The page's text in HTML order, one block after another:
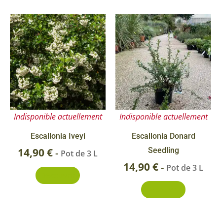
Indisponible actuellement
Escallonia Iveyi
14,90€- Pot de 3 L
Indisponible actuellement
Escallonia Donard
Seedling
14,90€- Pot de 3 L